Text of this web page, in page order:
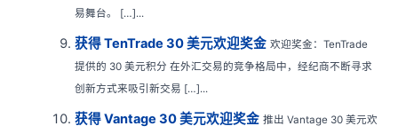
易舞台。 […]...
获得 TenTrade 30 美元欢迎奖金 欢迎奖金：TenTrade
提供的 30 美元积分 在外汇交易的竞争格局中，经纪商不断寻求
创新方式来吸引新交易 […]...
获得 Vantage 30 美元欢迎奖金 推出 Vantage 30 美元欢